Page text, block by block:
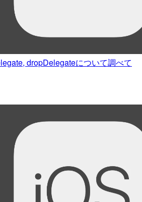
dropDelegateについて調べて